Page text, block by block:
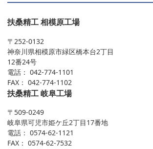
扶桑精工 相模原工場
〒252-0132
神奈川県相模原市緑区橋本台2丁目
12番24号
電話： 042-774-1101
FAX： 042-774-1102
扶桑精工 岐阜工場
〒509-0249
岐阜県可児市姫ケ丘2丁目17番地
電話： 0574-62-1121
FAX： 0574-62-7532